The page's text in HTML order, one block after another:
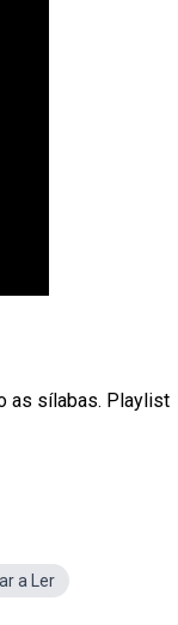
as sílabas. Playlist
a Ler